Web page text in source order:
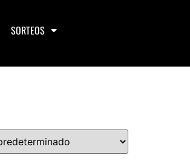
SORTEOS